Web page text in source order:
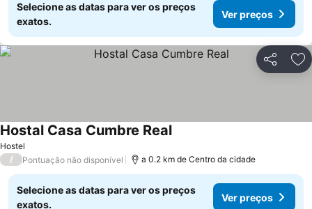
Selecione as datas para ver os preços
exatos.
Ver preços
Partilhar
Hostel
Hostal Casa Cumbre RealVer preços
/ Pontuação não disponível a 0.2 km de Centro da cidade
Selecione as datas para ver os preços
exatos.
Ver preços